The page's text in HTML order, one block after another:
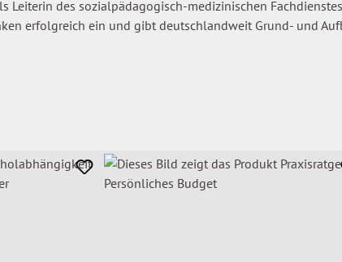
des sozialpädagogisch-medizinischen
erfolgreich ein und gibt deutschlandweit Grund- und